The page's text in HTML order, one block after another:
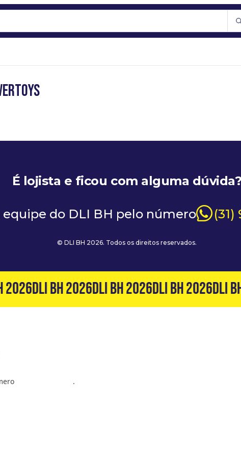
É lojista e ficou com alguma dúvida?
equipe do DLI BH pelo número (31)
© DLI BH 2026. Todos os direitos reservados.
DLI BH 2026DLI BH 2026DLI BH 2026DLI
.